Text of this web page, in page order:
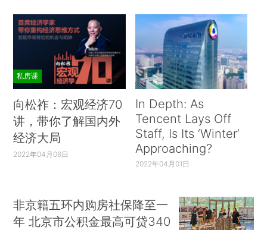
私房课
向松祚：宏观经济70
讲，带你了解国内外
经济大局
2022年04月06日
In Depth: As
Tencent Lays Off
Staff, Is Its ‘Winter’
Approaching?
2022年04月01日
非京籍五环内购房社保降至一
年 北京市公积金最高可贷340